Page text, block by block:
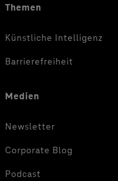
Themen
Künstliche Intelligenz
Barrierefreiheit
Medien
Newsletter
Corporate Blog
Podcast